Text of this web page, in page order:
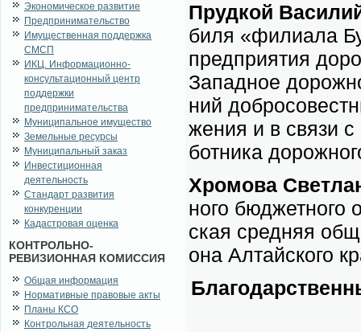
Экономическое развитие
Предпринимательство
Имущественная поддержка
СМСП
ИКЦ. Информационно-
консультационный центр
поддержки
предпринимательства
Муниципальное имущество
Земельные ресурсы
Муниципальный заказ
Инвестиционная
деятельность
Стандарт развития
конкуренции
Кадастровая оценка
КОНТРОЛЬНО-
РЕВИЗИОННАЯ КОМИССИЯ
Общая информация
Нормативные правовые акты
Планы КСО
Контрольная деятельность
Пруд­кой
би­ля «фили­а­ла
пред­при­я­тия
За­пад­ное
ний
же­ния и в свя­зи
бот­ни­ка
Хро­мо­ва
но­го бюд­жет­но­го
ская сред­няя
о­на Ал­тай­ско­го